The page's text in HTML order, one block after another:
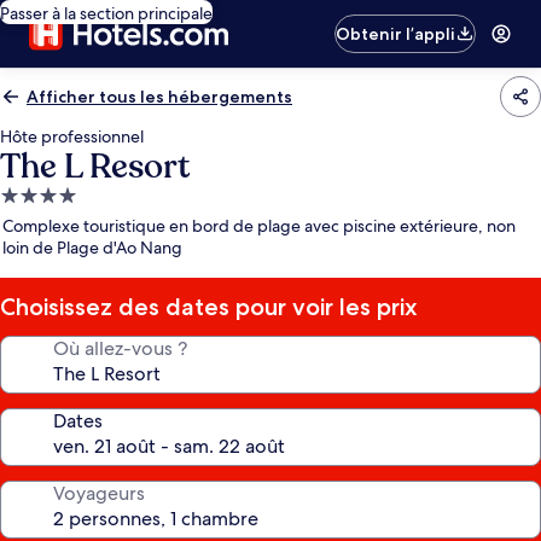
Passer à la section principale
Obtenir l’appli
Afficher tous les hébergements
Hôte professionnel
The L Resort
Hébergement
4.0 étoiles
Complexe touristique en bord de plage avec piscine extérieure, non
loin de Plage d'Ao Nang
Choisissez des dates pour voir les prix
Où allez-vous ?
Dates
Voyageurs